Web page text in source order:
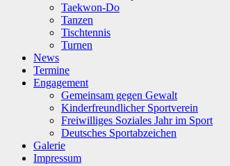
Taekwon-Do
Tanzen
Tischtennis
Turnen
News
Termine
Engagement
Gemeinsam gegen Gewalt
Kinderfreundlicher Sportverein
Freiwilliges Soziales Jahr im Sport
Deutsches Sportabzeichen
Galerie
Impressum